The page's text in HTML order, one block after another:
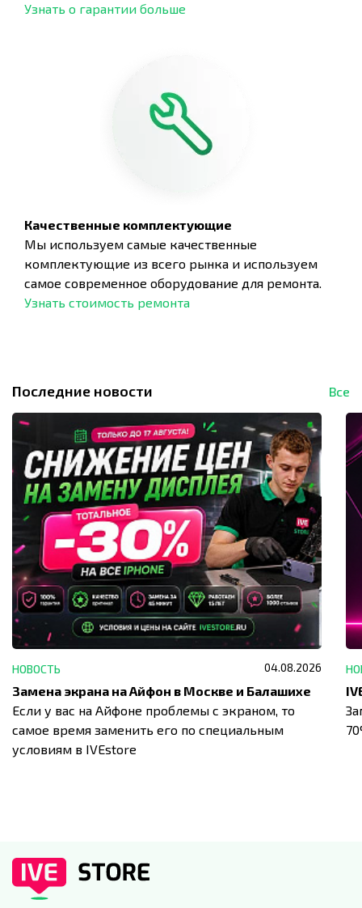
Узнать о гарантии больше
Качественные комплектующие
Мы используем самые качественные
комплектующие из всего рынка и используем
самое современное оборудование для ремонта.
Узнать стоимость ремонта
Последние новости Все
НОВОСТЬ 04.08.2026
Замена экрана на Айфон в Москве и Балашихе
Если у вас на Айфоне проблемы с экраном, то
самое время заменить его по специальным
условиям в IVEstore